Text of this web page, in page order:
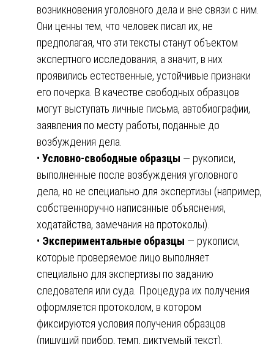
возникновения уголовного дела и вне связи с ним.
Они ценны тем, что человек писал их, не
предполагая, что эти тексты станут объектом
экспертного исследования, а значит, в них
проявились естественные, устойчивые признаки
его почерка. В качестве свободных образцов
могут выступать личные письма, автобиографии,
заявления по месту работы, поданные до
возбуждения дела.
• Условно-свободные образцы — рукописи,
выполненные после возбуждения уголовного
дела, но не специально для экспертизы (например,
собственноручно написанные объяснения,
ходатайства, замечания на протоколы).
• Экспериментальные образцы — рукописи,
которые проверяемое лицо выполняет
специально для экспертизы по заданию
следователя или суда. Процедура их получения
оформляется протоколом, в котором
фиксируются условия получения образцов
(пишущий прибор, темп, диктуемый текст).